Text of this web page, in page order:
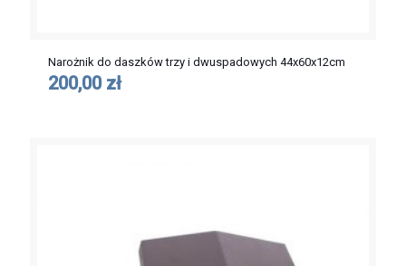
Narożnik do daszków trzy i dwuspadowych 44x60x12cm
200,00 zł